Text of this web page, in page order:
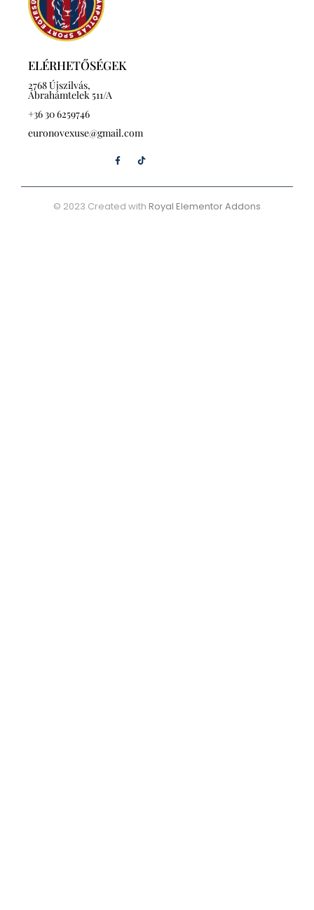
ELÉRHETŐSÉGEK
2768 Újszilvás,
Ábrahámtelek 511/A
+36 30 6259746
euronovexuse@gmail.com
© 2023 Created with Royal Elementor Addons